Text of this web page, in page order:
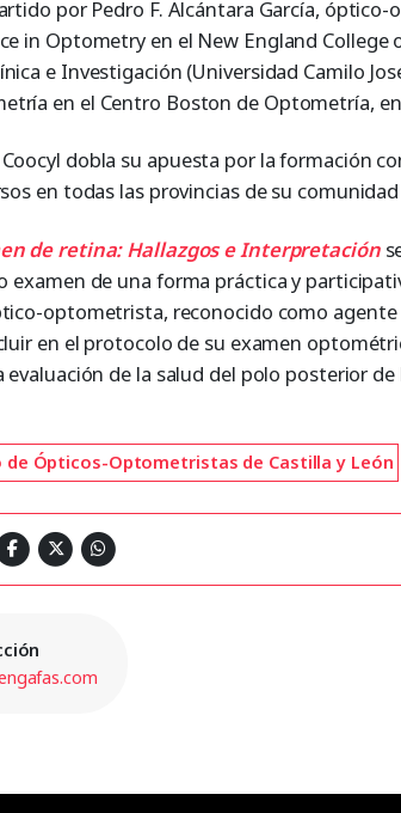
por Pedro F. Alcántara García,
in Optometry en el New England
e Investigación (Universidad Camilo
en el Centro Boston de Optometría,
dobla su apuesta por la formación
en todas las provincias de su
de retina: Hallazgos e Interpretación
examen de una forma práctica y
optometrista, reconocido como
en el protocolo de su examen
evaluación de la salud del polo posterior
de Ópticos-Optometristas de Castilla y León